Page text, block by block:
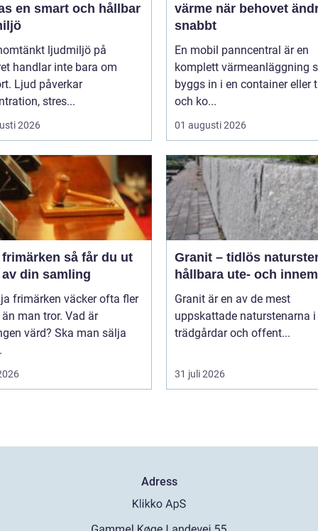
en smart och hållbar
ljudmiljö på
handlar inte bara om
Ljud påverkar
stres...
2026
värme när behovet
snabbt
En mobil panncentral är en
komplett värmeanläggning
byggs in i en container eller
och ko...
01 augusti 2026
så får du ut
din samling
frimärken väcker ofta fler
man tror. Vad är
värd? Ska man sälja
Granit – tidlös
hållbara ute- och
Granit är en av de mest
uppskattade naturstenarna i
trädgårdar och offent...
31 juli 2026
Adress